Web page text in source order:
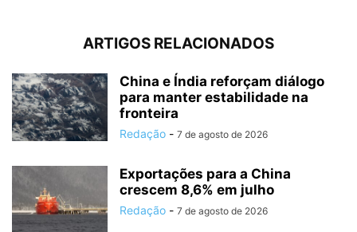
ARTIGOS RELACIONADOS
China e Índia reforçam diálogo
para manter estabilidade na
fronteira
Redação - 7 de agosto de 2026
Exportações para a China
crescem 8,6% em julho
Redação - 7 de agosto de 2026